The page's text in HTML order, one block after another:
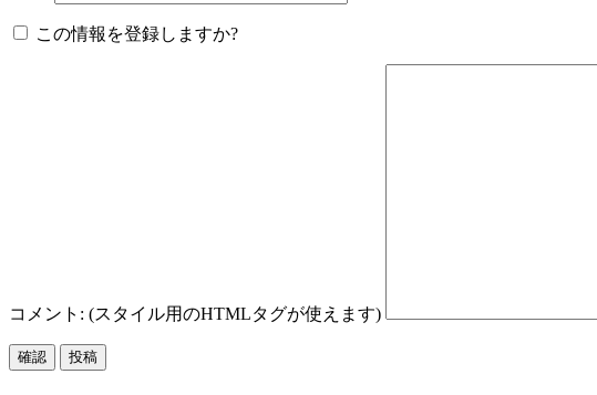
この情報を登録しますか?
コメント: (スタイル用のHTMLタグが使えます)